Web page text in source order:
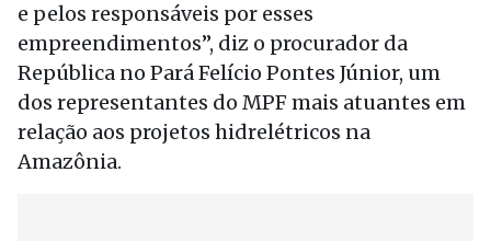
e pelos responsáveis por esses
empreendimentos”, diz o procurador da
República no Pará Felício Pontes Júnior, um
dos representantes do MPF mais atuantes em
relação aos projetos hidrelétricos na
Amazônia.